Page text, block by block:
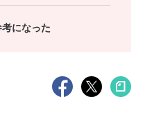
になった